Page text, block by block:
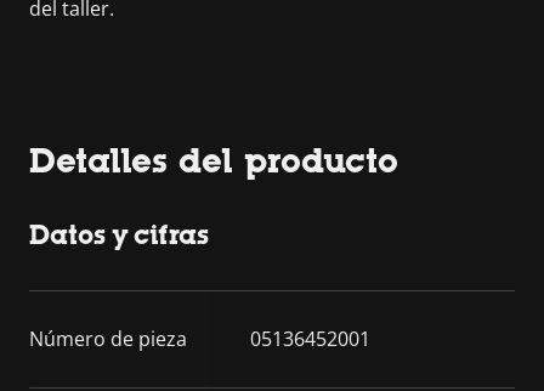
del taller.
Detalles del producto
Datos y cifras
Número de pieza 05136452001